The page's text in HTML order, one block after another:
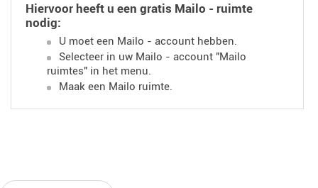
Hiervoor heeft u een gratis Mailo - ruimte
nodig:
U moet een Mailo - account hebben.
Selecteer in uw Mailo - account "Mailo
ruimtes" in het menu.
Maak een Mailo ruimte.